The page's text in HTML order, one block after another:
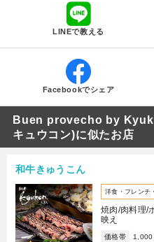
LINEで教える
Facebookでシェア
Buen provecho by
キュウコン)に似たお店
和牛きゅうこん
洋食・フレンチ
焼肉/肉料理/
映え
価格帯 1,000